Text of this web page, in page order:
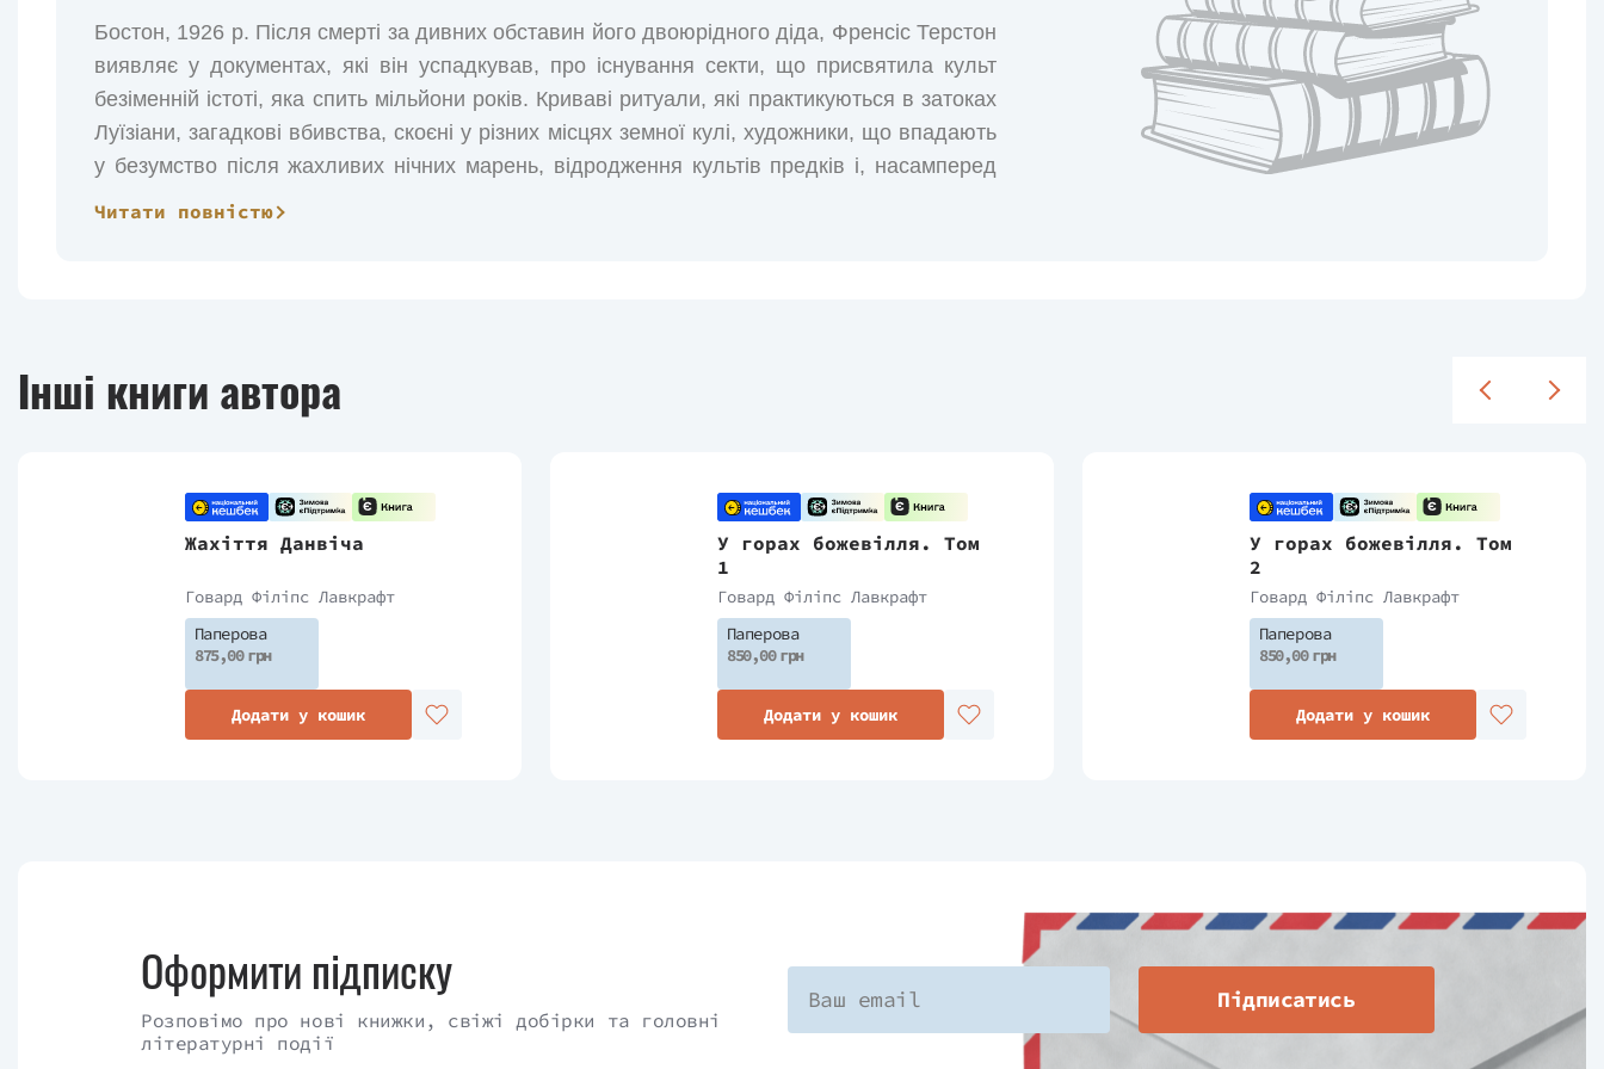
Бостон, 1926 р. Після смерті за дивних обставин його двоюрідного діда, Френсіс Терстон
виявляє у документах, які він успадкував, про існування секти, що присвятила культ
безіменній істоті, яка спить мільйони років. Криваві ритуали, які практикуються в затоках
Луїзіани, загадкові вбивства, скоєні у різних місцях земної кулі, художники, що впадають
у безумство після жахливих нічних марень, відродження культів предків і, насамперед
всього, циклопічне місто, що підіймається з глибин океану під час шторму… Терстон
Цим оповіданням Лавкрафт написав одну із найвідоміших історій в американській
фантастичній літературі 1920-х років. Ктулху, Великий Стародавній, який мріє і чекає на
письменником із Провіденсу. Завжди зачарований цією працею, населеною істотами, що
ховаються в темних кутах, і гігантськими Стародавніми, одного погляду на яких
достатньо, щоб занурити вас у безумство, Франсуа Баранже, ілюстратор, визнаний у
всьому світі за його таланти концепт-художника для кіно та відеоігор, взявся за
«циклопічну» задачу втілення образів основних сюжетів Лавкрафта.
Читати повністю
Інші книги автора
Жахіття Данвіча
Говард Філіпс Лавкрафт
Паперова
875,00 грн
Додати у кошик
У горах божевілля. Том
1
Говард Філіпс Лавкрафт
Паперова
850,00 грн
Додати у кошик
У горах божевілля. Том
2
Говард Філіпс Лавкрафт
Паперова
850,00 грн
Додати у кошик
Оформити підписку
Розповімо про нові книжки, свіжі добірки та головні
літературні події
Підписатись